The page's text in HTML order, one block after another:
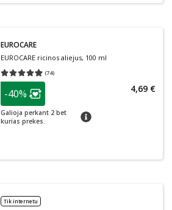
EUROCARE
EUROCARE ricinos aliejus, 100 ml
(74)
Vidutinis įvertinimas 4.93
patarimas
Lojalumo klubo narių nuolaida
-40%
Galioja perkant 2 bet
kurias prekes.
patarimas
4,69 €
Tik internetu